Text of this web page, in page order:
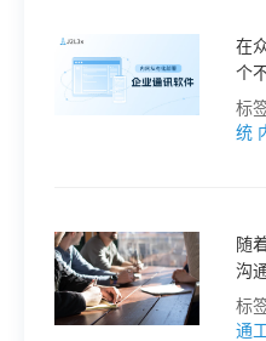
题
在
个
看
的
标
统
随
沟
不
工
标
通